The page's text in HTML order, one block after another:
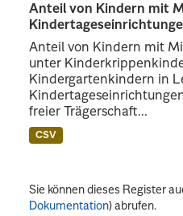
Anteil von Kindern mit
Anteil von Kindern mit
unter
Kindergartenkindern in
freier Trägerschaft...
CSV
Sie können dieses Register
Dokumentation) abrufen.